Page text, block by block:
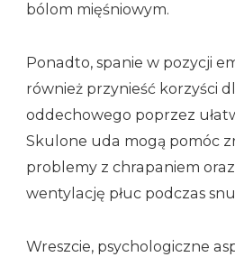
bólom mięśniowym.
Ponadto, spanie w pozycji
również przynieść korzyści
oddechowego poprzez
Skulone uda mogą pomóc
problemy z chrapaniem
wentylację płuc podczas
Wreszcie, psychologiczne